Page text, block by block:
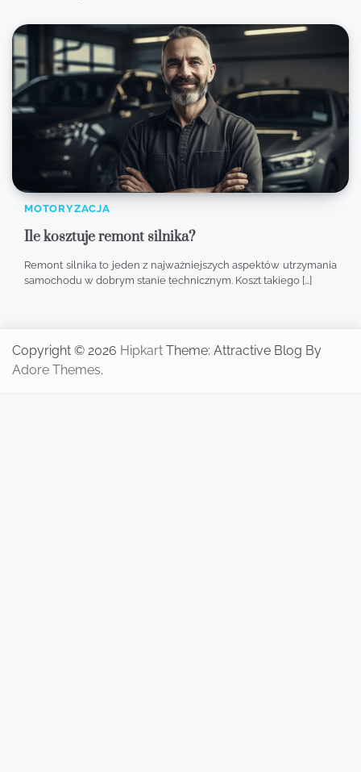
MOTORYZACJA
Ile kosztuje remont silnika?
Remont silnika to jeden z najważniejszych aspektów utrzymania
samochodu w dobrym stanie technicznym. Koszt takiego […]
Copyright © 2026 Hipkart Theme: Attractive Blog By
Adore Themes.